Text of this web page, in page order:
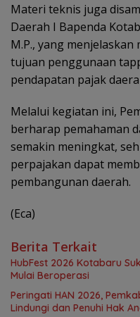
Materi teknis juga
Daerah I Bapenda
M.P., yang
tujuan penggunaan
pendapatan pajak
Melalui kegiatan ini,
berharap pemahaman
semakin meningkat,
perpajakan dapat
pembangunan daerah.
(Eca)
Berita Terkait
HubFest 2026 Kotabaru
Mulai Beroperasi
Peringati HAN 2026,
Lindungi dan Penuhi Hak